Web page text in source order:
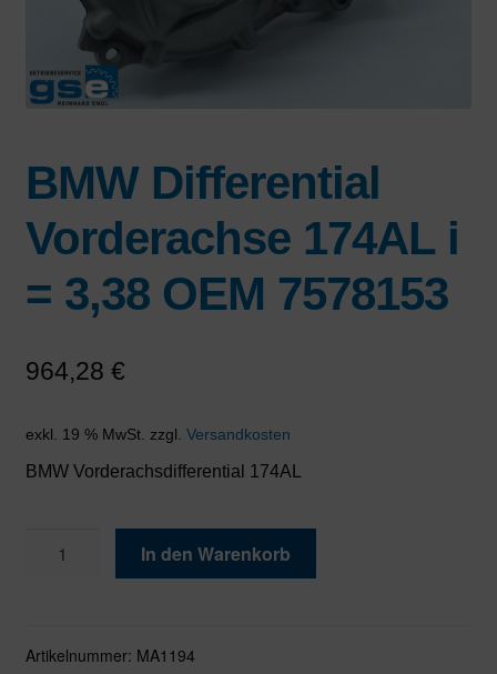
BMW Differential
Vorderachse 174AL i
= 3,38 OEM 7578153
964,28 €
exkl. 19 % MwSt. zzgl. Versandkosten
BMW Vorderachsdifferential 174AL
Differential
i
In den Warenkorb
Artikelnummer: MA1194